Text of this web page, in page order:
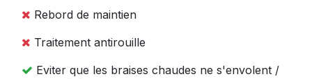
Rebord de maintien
Traitement antirouille
Eviter que les braises chaudes ne s'envolent /